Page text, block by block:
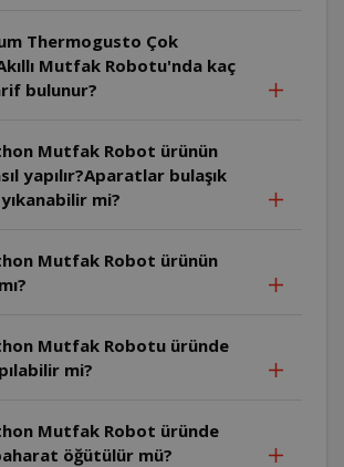
Thermogusto Çok
Mutfak Robotu'nda kaç
bulunur?
Mutfak Robot ürünün
yapılır?Aparatlar bulaşık
mi?
Mutfak Robot ürünün
Mutfak Robotu üründe
mi?
Mutfak Robot üründe
öğütülür mü?